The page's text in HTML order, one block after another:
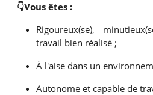
👇Vous êtes :
Rigoureux(se),
travail bien réalisé ;
À l'aise dans un
Autonome et capable de